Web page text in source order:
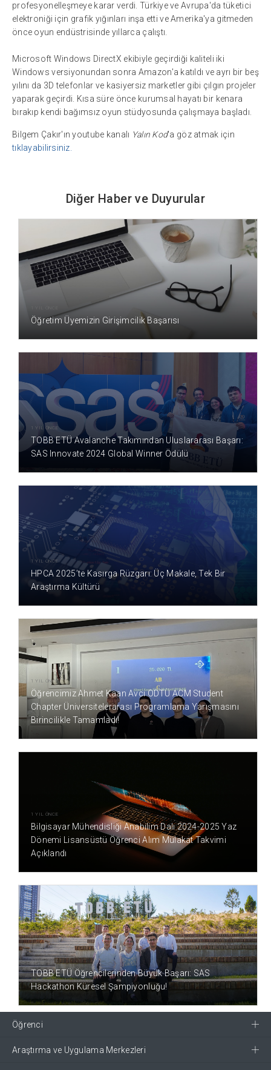
profesyonelleşmeye karar verdi. Türkiye ve Avrupa'da tüketici
elektroniği için grafik yığınları inşa etti ve Amerika'ya gitmeden
önce oyun endüstrisinde yıllarca çalıştı.
Microsoft Windows DirectX ekibiyle geçirdiği kaliteli iki
Windows versiyonundan sonra Amazon'a katıldı ve ayrı bir beş
yılını da 3D telefonlar ve kasiyersiz marketler gibi çılgın projeler
yaparak geçirdi. Kısa süre önce kurumsal hayatı bir kenara
bırakıp kendi bağımsız oyun stüdyosunda çalışmaya başladı.
Bilgem Çakır'ın youtube kanalı Yalın Kod'a göz atmak için
tıklayabilirsiniz.
Diğer Haber ve Duyurular
Öğretim Üyemizin Girişimcilik Başarısı
1 YIL ÖNCE
TOBB ETÜ Avalanche Takımından Uluslararası Başarı:
SAS Innovate 2024 Global Winner Ödülü
1 YIL ÖNCE
HPCA 2025’te Kasırga Rüzgarı: Üç Makale, Tek Bir
Araştırma Kültürü
1 YIL ÖNCE
Öğrencimiz Ahmet Kaan Avcı ODTÜ ACM Student
Chapter Üniversitelerarası Programlama Yarışmasını
Birincilikle Tamamladı!
1 YIL ÖNCE
Bilgisayar Mühendisliği Anabilim Dalı 2024-2025 Yaz
Dönemi Lisansüstü Öğrenci Alım Mülakat Takvimi
Açıklandı
1 YIL ÖNCE
TOBB ETÜ Öğrencilerinden Büyük Başarı: SAS
Hackathon Küresel Şampiyonluğu!
Öğrenci
Araştırma ve Uygulama Merkezleri